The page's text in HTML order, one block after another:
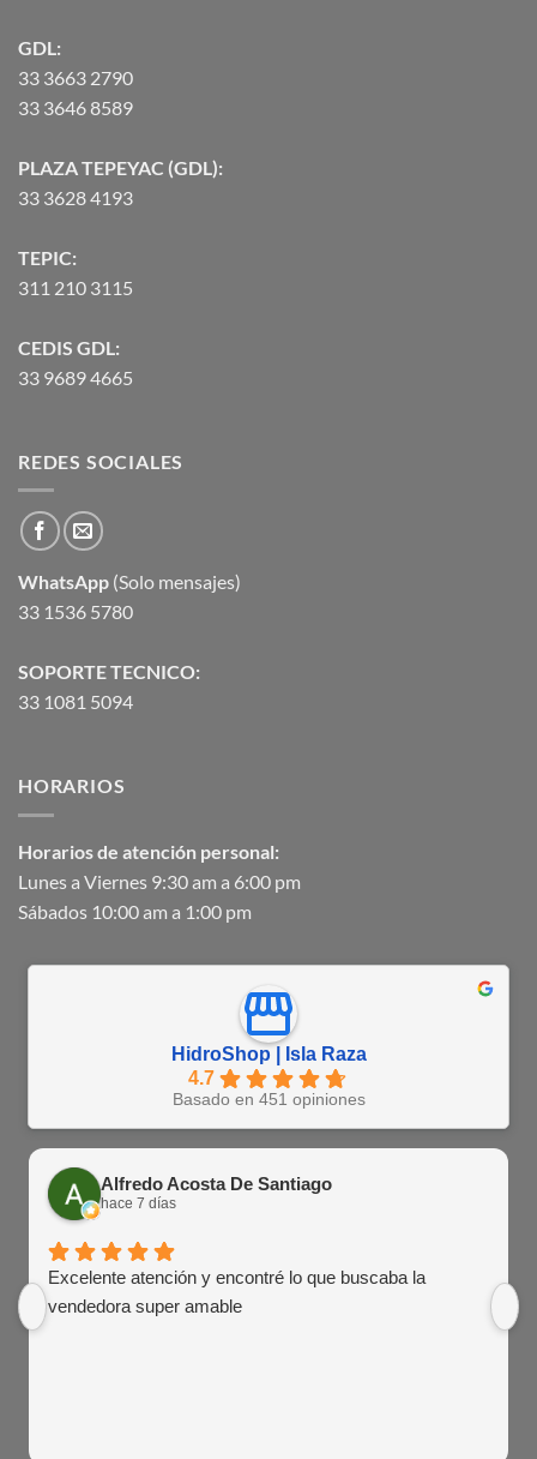
GDL:
33 3663 2790
33 3646 8589
PLAZA TEPEYAC (GDL):
33 3628 4193
TEPIC:
311 210 3115
CEDIS GDL:
33 9689 4665
REDES SOCIALES
WhatsApp (Solo mensajes)
33 1536 5780
SOPORTE TECNICO:
33 1081 5094
HORARIOS
Horarios de atención personal:
Lunes a Viernes 9:30 am a 6:00 pm
Sábados 10:00 am a 1:00 pm
HidroShop | Isla Raza
4.7
Basado en 451 opiniones
Alfredo Acosta De Santiago
hace 7 días
Excelente atención y encontré lo que buscaba la
vendedora super amable